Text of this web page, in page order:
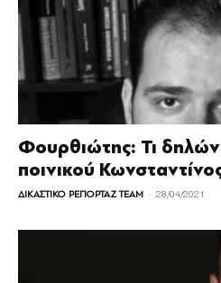
Φουρθιώτης: Τι
ποινικού
ΔΙΚΑΣΤΙΚΟ ΡΕΠΟΡΤΑΖ TEAM - 28/04/2021